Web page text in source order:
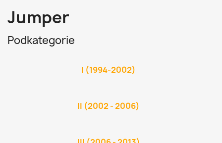
Jumper
Podkategorie
I (1994-2002)
II (2002 - 2006)